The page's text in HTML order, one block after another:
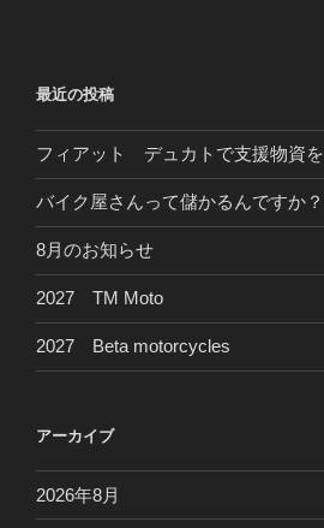
最近の投稿
フィアット デュカトで支援物資
バイク屋さんって儲かるんですか？
8月のお知らせ
2027 TM Moto
2027 Beta motorcycles
アーカイブ
2026年8月